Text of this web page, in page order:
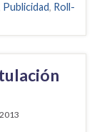
Publicidad, Roll-